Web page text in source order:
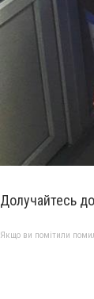
Долучайтесь
Якщо ви помітили